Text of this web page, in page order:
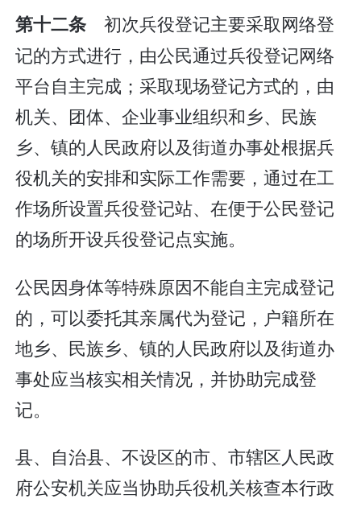
第十二条初次兵役登记主要采取网络登
记的方式进行，由公民通过兵役登记网络
平台自主完成；采取现场登记方式的，由
机关、团体、企业事业组织和乡、民族
乡、镇的人民政府以及街道办事处根据兵
役机关的安排和实际工作需要，通过在工
作场所设置兵役登记站、在便于公民登记
的场所开设兵役登记点实施。
公民因身体等特殊原因不能自主完成登记
的，可以委托其亲属代为登记，户籍所在
地乡、民族乡、镇的人民政府以及街道办
事处应当核实相关情况，并协助完成登
记。
县、自治县、不设区的市、市辖区人民政
府公安机关应当协助兵役机关核查本行政